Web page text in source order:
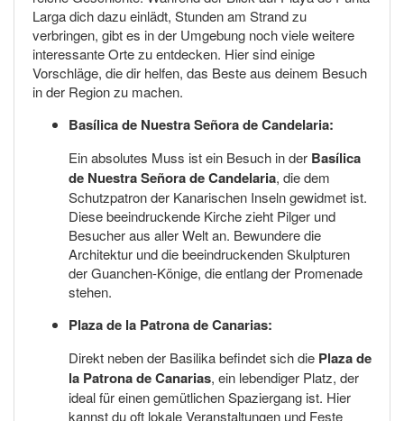
Larga dich dazu einlädt, Stunden am Strand zu
verbringen, gibt es in der Umgebung noch viele weitere
interessante Orte zu entdecken. Hier sind einige
Vorschläge, die dir helfen, das Beste aus deinem Besuch
in der Region zu machen.
Basílica de Nuestra Señora de Candelaria:
Ein absolutes Muss ist ein Besuch in der Basílica
de Nuestra Señora de Candelaria, die dem
Schutzpatron der Kanarischen Inseln gewidmet ist.
Diese beeindruckende Kirche zieht Pilger und
Besucher aus aller Welt an. Bewundere die
Architektur und die beeindruckenden Skulpturen
der Guanchen-Könige, die entlang der Promenade
stehen.
Plaza de la Patrona de Canarias:
Direkt neben der Basilika befindet sich die Plaza de
la Patrona de Canarias, ein lebendiger Platz, der
ideal für einen gemütlichen Spaziergang ist. Hier
kannst du oft lokale Veranstaltungen und Feste